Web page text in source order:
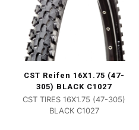
CST Reifen 16X1.75 (47-
305) BLACK C1027
CST TIRES 16X1.75 (47-305)
BLACK C1027